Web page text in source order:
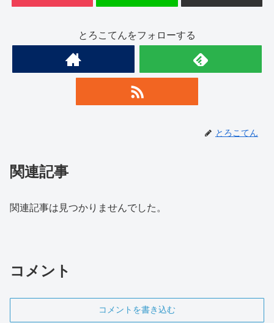
とろこてんをフォローする
とろこてん
関連記事
関連記事は見つかりませんでした。
コメント
コメントを書き込む